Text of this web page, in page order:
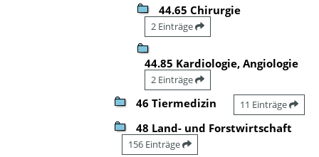
44.65 Chirurgie
2 Einträge
44.85 Kardiologie, Angiologie
2 Einträge
46 Tiermedizin 11 Einträge
48 Land- und Forstwirtschaft
156 Einträge